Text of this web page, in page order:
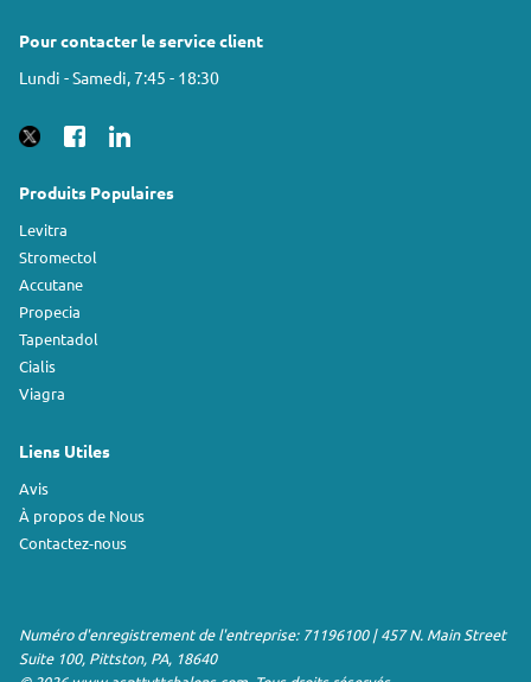
Pour contacter le service client
Lundi - Samedi, 7:45 - 18:30
Produits Populaires
Levitra
Stromectol
Accutane
Propecia
Tapentadol
Cialis
Viagra
Liens Utiles
Avis
À propos de Nous
Contactez-nous
Numéro d'enregistrement de l'entreprise: 71196100 | 457 N. Main Street
Suite 100, Pittston, PA, 18640